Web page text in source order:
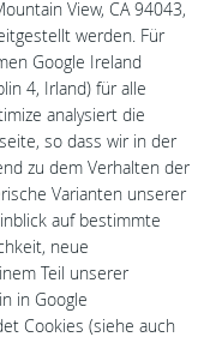
View, CA 94043,
werden. Für
Google Ireland
4, Irland) für alle
analysiert die
so dass wir in der
zu dem Verhalten der
Varianten unserer
auf bestimmte
neue
Teil unserer
in Google
Cookies (siehe auch